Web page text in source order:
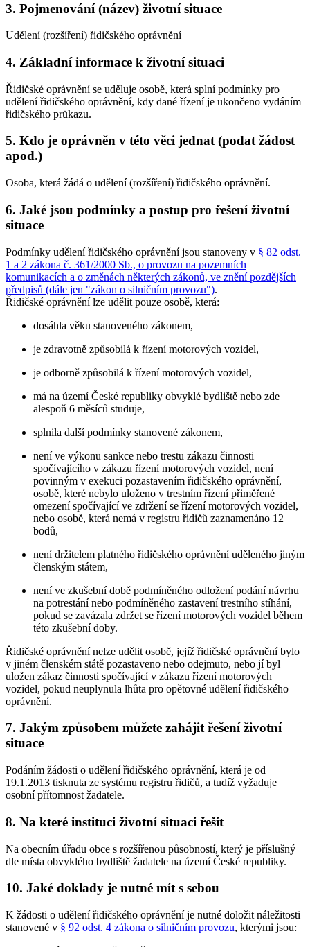
3. Pojmenování (název) životní situace
Udělení (rozšíření) řidičského oprávnění
4. Základní informace k životní situaci
Řidičské oprávnění se uděluje osobě, která splní podmínky pro
udělení řidičského oprávnění, kdy dané řízení je ukončeno vydáním
řidičského průkazu.
5. Kdo je oprávněn v této věci jednat (podat žádost
apod.)
Osoba, která žádá o udělení (rozšíření) řidičského oprávnění.
6. Jaké jsou podmínky a postup pro řešení životní
situace
Podmínky udělení řidičského oprávnění jsou stanoveny v § 82 odst.
1 a 2 zákona č. 361/2000 Sb., o provozu na pozemních
komunikacích a o změnách některých zákonů, ve znění pozdějších
předpisů (dále jen "zákon o silničním provozu").
Řidičské oprávnění lze udělit pouze osobě, která:
dosáhla věku stanoveného zákonem,
je zdravotně způsobilá k řízení motorových vozidel,
je odborně způsobilá k řízení motorových vozidel,
má na území České republiky obvyklé bydliště nebo zde
alespoň 6 měsíců studuje,
splnila další podmínky stanovené zákonem,
není ve výkonu sankce nebo trestu zákazu činnosti
spočívajícího v zákazu řízení motorových vozidel, není
povinným v exekuci pozastavením řidičského oprávnění,
osobě, které nebylo uloženo v trestním řízení přiměřené
omezení spočívající ve zdržení se řízení motorových vozidel,
nebo osobě, která nemá v registru řidičů zaznamenáno 12
bodů,
není držitelem platného řidičského oprávnění uděleného jiným
členským státem,
není ve zkušební době podmíněného odložení podání návrhu
na potrestání nebo podmíněného zastavení trestního stíhání,
pokud se zavázala zdržet se řízení motorových vozidel během
této zkušební doby.
Řidičské oprávnění nelze udělit osobě, jejíž řidičské oprávnění bylo
v jiném členském státě pozastaveno nebo odejmuto, nebo jí byl
uložen zákaz činnosti spočívající v zákazu řízení motorových
vozidel, pokud neuplynula lhůta pro opětovné udělení řidičského
oprávnění.
7. Jakým způsobem můžete zahájit řešení životní
situace
Podáním žádosti o udělení řidičského oprávnění, která je od
19.1.2013 tisknuta ze systému registru řidičů, a tudíž vyžaduje
osobní přítomnost žadatele.
8. Na které instituci životní situaci řešit
Na obecním úřadu obce s rozšířenou působností, který je příslušný
dle místa obvyklého bydliště žadatele na území České republiky.
10. Jaké doklady je nutné mít s sebou
K žádosti o udělení řidičského oprávnění je nutné doložit náležitosti
stanovené v § 92 odst. 4 zákona o silničním provozu, kterými jsou: